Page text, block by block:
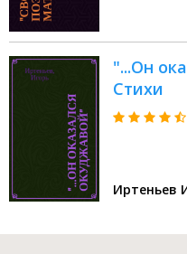
"...Он
Стихи
Иртеньев